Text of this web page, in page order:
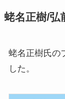
蛯名正樹/弘
蛯名正樹氏の
した。